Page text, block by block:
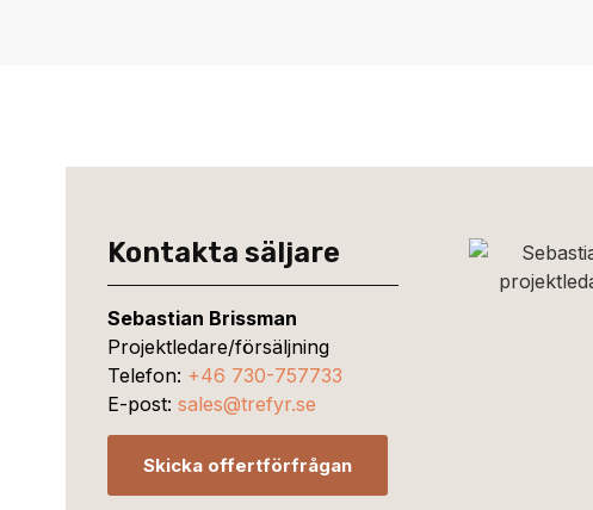
Kontakta säljare
Sebastian Brissman
Projektledare/försäljning
Telefon: +46 730-757733
E-post:sales@trefyr.se
Skicka offertförfrågan